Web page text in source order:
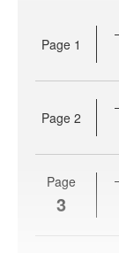
Page 1
Page 2
Page
3